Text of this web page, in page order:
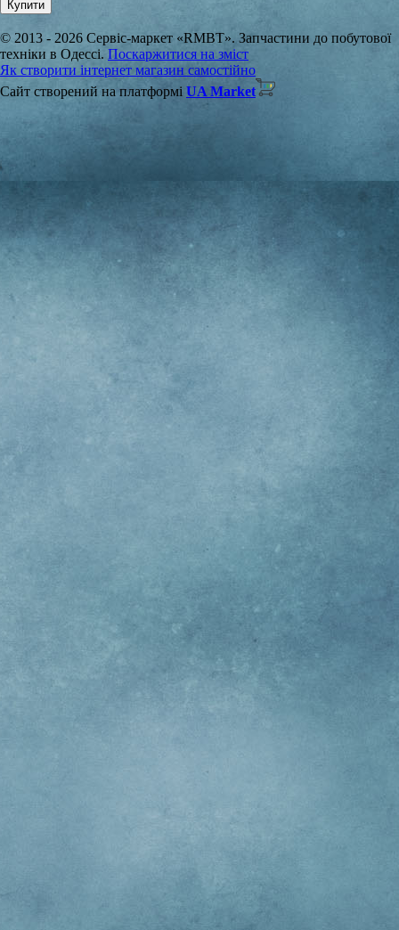
© 2013 - 2026 Сервіс-маркет «RMBT». Запчастини до побутової
техніки в Одессі. Поскаржитися на зміст
Як створити інтернет магазин самостійно
Сайт створений на платформі UA Market